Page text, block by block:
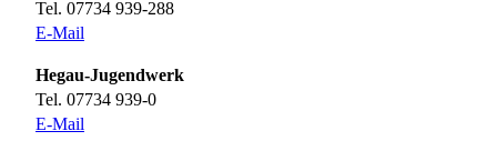
Tel. 07734 939-288
E-Mail
Hegau-Jugendwerk
Tel. 07734 939-0
E-Mail